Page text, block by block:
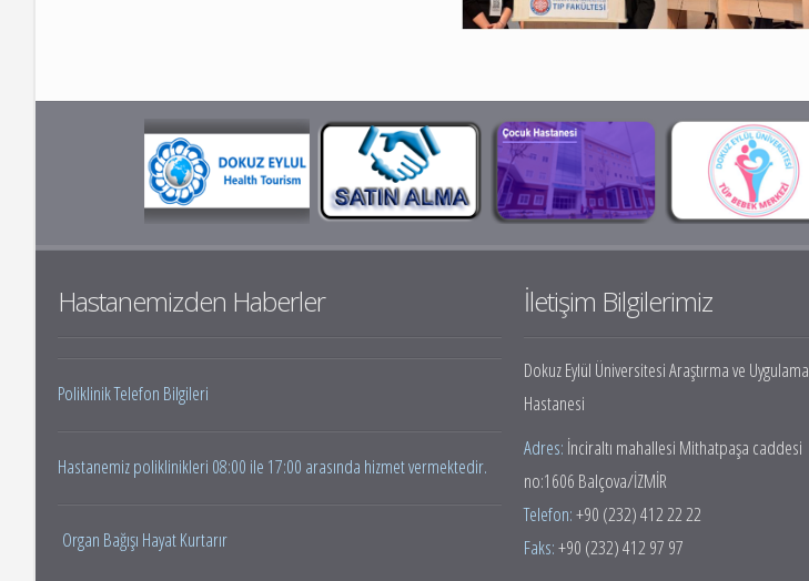
Hastanemizden Haberler
Poliklinik Telefon Bilgileri
Hastanemiz poliklinikleri 08:00 ile 17:00 arasında hizmet vermektedir.
Organ Bağışı Hayat Kurtarır
İletişim Bilgilerimiz
Dokuz Eylül Üniversitesi Araştırma ve Uygulama
Hastanesi
Adres: İnciraltı mahallesi Mithatpaşa caddesi
no:1606 Balçova/İZMİR
Telefon:+90 (232) 412 22 22
Faks:+90 (232) 412 97 97